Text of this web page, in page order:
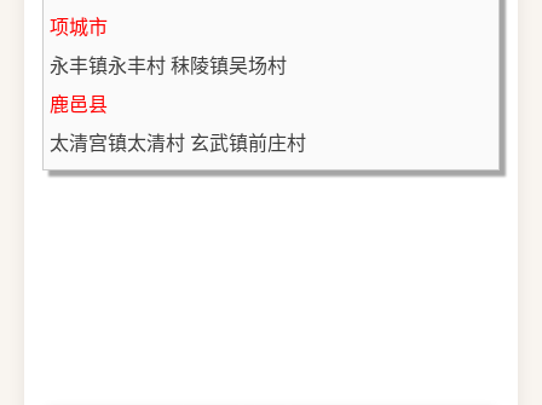
项城市
永丰镇永丰村 秣陵镇吴场村
鹿邑县
太清宫镇太清村 玄武镇前庄村